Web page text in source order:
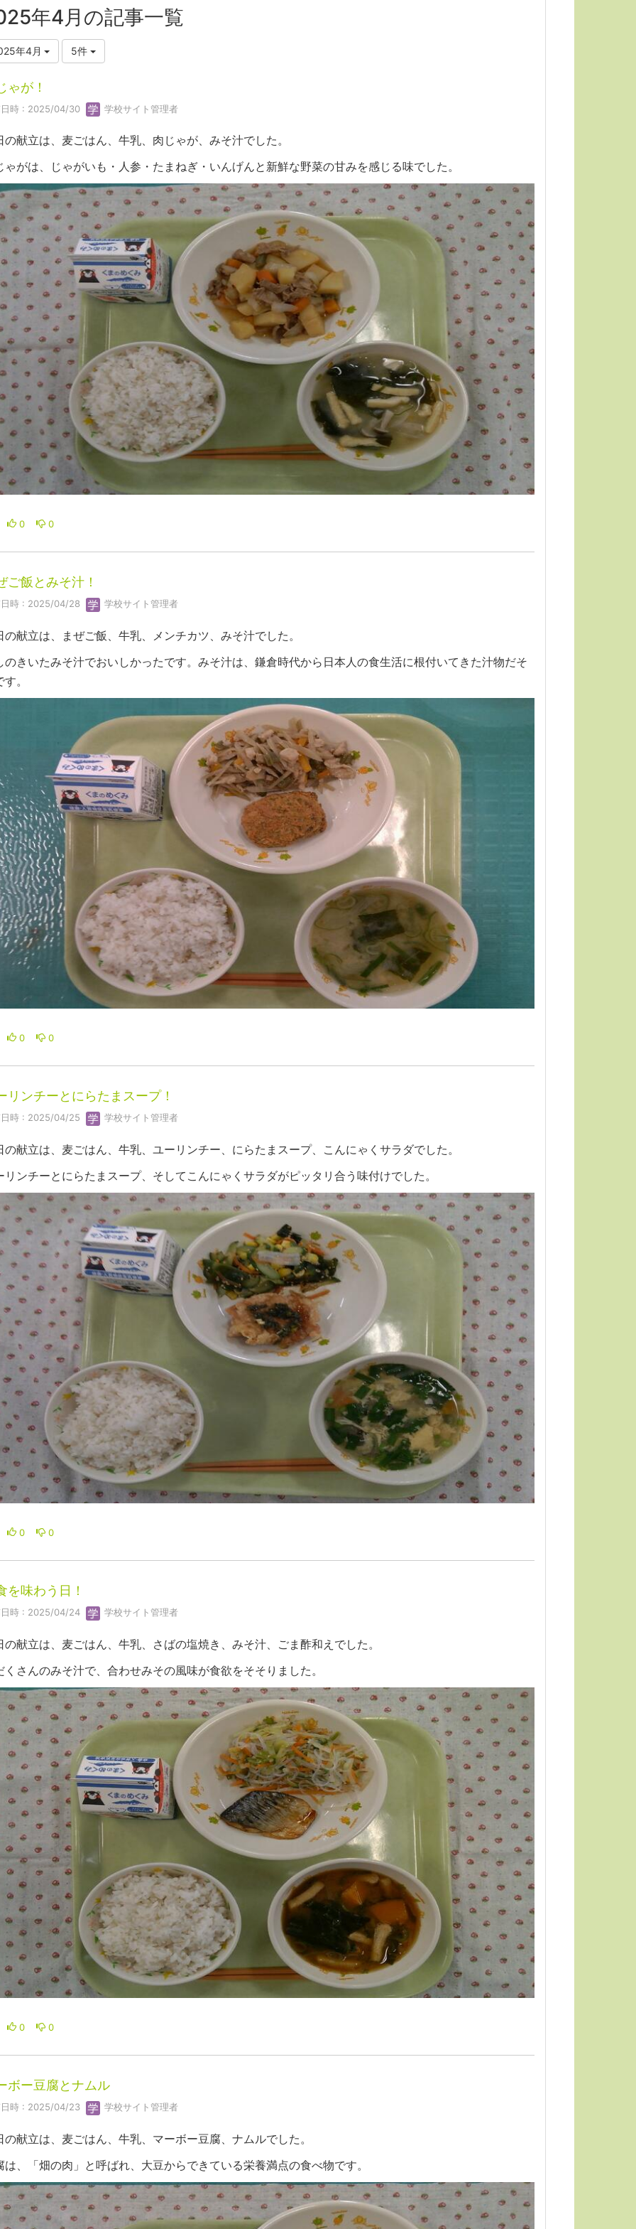
年4月の記事一覧
年4月 5件
ゃが！
日時 : 2025/04/30 学校サイト管理者
の献立は、麦ごはん、牛乳、肉じゃが、みそ汁でした。
ゃがは、じゃがいも・人参・たまねぎ・いんげんと新鮮な野菜の甘みを感じる味でした。
0 0
ご飯とみそ汁！
日時 : 2025/04/28 学校サイト管理者
の献立は、まぜご飯、牛乳、メンチカツ、みそ汁でした。
のきいたみそ汁でおいしかったです。みそ汁は、鎌倉時代から日本人の食生活に根付いてきた汁物だそ
。
0 0
リンチーとにらたまスープ！
日時 : 2025/04/25 学校サイト管理者
の献立は、麦ごはん、牛乳、ユーリンチー、にらたまスープ、こんにゃくサラダでした。
リンチーとにらたまスープ、そしてこんにゃくサラダがピッタリ合う味付けでした。
0 0
を味わう日！
日時 : 2025/04/24 学校サイト管理者
の献立は、麦ごはん、牛乳、さばの塩焼き、みそ汁、ごま酢和えでした。
くさんのみそ汁で、合わせみその風味が食欲をそそりました。
0 0
ボー豆腐とナムル
日時 : 2025/04/23 学校サイト管理者
の献立は、麦ごはん、牛乳、マーボー豆腐、ナムルでした。
は、「畑の肉」と呼ばれ、大豆からできている栄養満点の食べ物です。